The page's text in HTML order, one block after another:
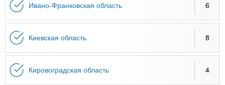
Ивано-Франковская область 6
Киевская область 8
Кировоградская область 4